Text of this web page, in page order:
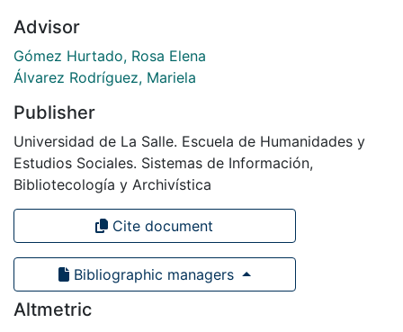
Advisor
Gómez Hurtado, Rosa Elena
Álvarez Rodríguez, Mariela
Publisher
Universidad de La Salle. Escuela de Humanidades y
Estudios Sociales. Sistemas de Información,
Bibliotecología y Archivística
Cite document
Bibliographic managers
Altmetric